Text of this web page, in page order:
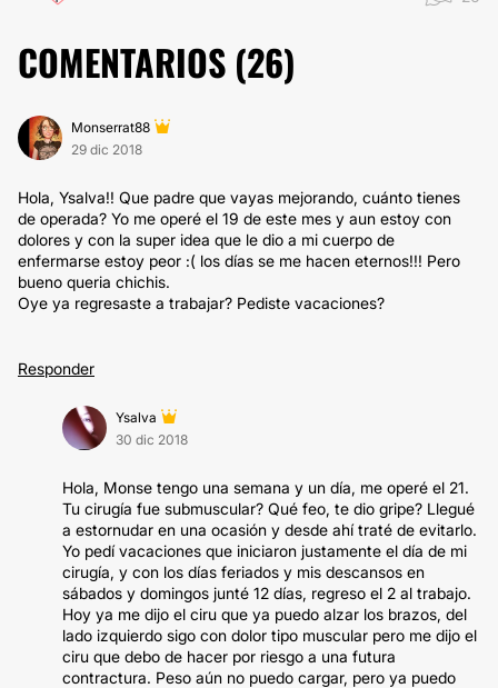
COMENTARIOS (26)
Monserrat88
29 dic 2018
Hola, Ysalva!! Que padre que vayas mejorando, cuánto tienes
de operada? Yo me operé el 19 de este mes y aun estoy con
dolores y con la super idea que le dio a mi cuerpo de
enfermarse estoy peor :( los días se me hacen eternos!!! Pero
bueno queria chichis.
Oye ya regresaste a trabajar? Pediste vacaciones?
Responder
Ysalva
30 dic 2018
Hola, Monse tengo una semana y un día, me operé el 21.
Tu cirugía fue submuscular? Qué feo, te dio gripe? Llegué
a estornudar en una ocasión y desde ahí traté de evitarlo.
Yo pedí vacaciones que iniciaron justamente el día de mi
cirugía, y con los días feriados y mis descansos en
sábados y domingos junté 12 días, regreso el 2 al trabajo.
Hoy ya me dijo el ciru que ya puedo alzar los brazos, del
lado izquierdo sigo con dolor tipo muscular pero me dijo el
ciru que debo de hacer por riesgo a una futura
contractura. Peso aún no puedo cargar, pero ya puedo